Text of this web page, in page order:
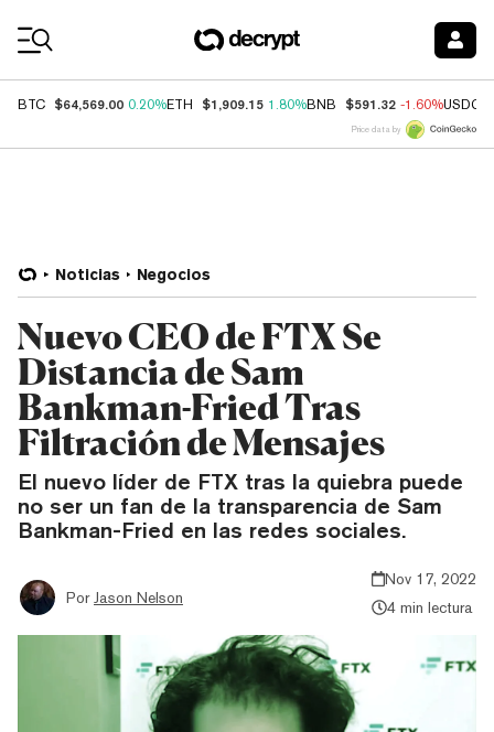
BTC $64,569.00 0.20%ETH $1,909.15 1.80%BNB $591.32 -1.60%USDC
Price data by
Noticias Negocios
Nuevo CEO de FTX Se
Distancia de Sam
Bankman-Fried Tras
Filtración de Mensajes
El nuevo líder de FTX tras la quiebra puede
no ser un fan de la transparencia de Sam
Bankman-Fried en las redes sociales.
Por Jason Nelson
Nov 17, 2022
4 min lectura